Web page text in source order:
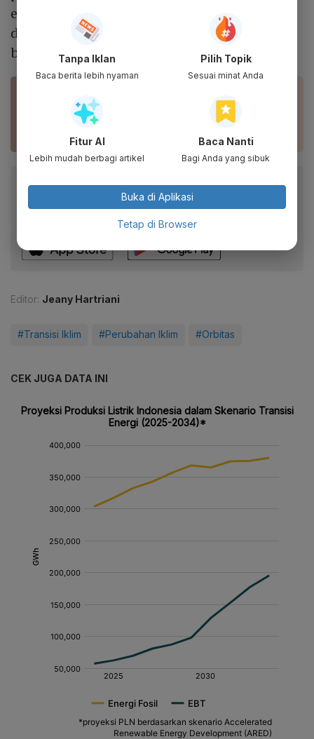
emisi. Serta terakhir, akses permodalan perlu
diperluas agar pelaku industri dapat
beradaptasi dalam transisi iklim ini.
Risiko Transisi Iklim terhadap Industri Sawit
Baca artikel ini lewat aplikasi mobile.
Dapatkan pengalaman membaca lebih nyaman dan nikmati
fitur menarik lainnya lewat aplikasi mobile Katadata.
Editor: Jeany Hartriani
#Transisi Iklim #Perubahan Iklim #Orbitas
CEK JUGA DATA INI
Tanpa Iklan
Baca berita lebih nyaman
Pilih Topik
Sesuai minat Anda
Fitur AI
Lebih mudah berbagi artikel
Baca Nanti
Bagi Anda yang sibuk
Buka di Aplikasi
Tetap di Browser